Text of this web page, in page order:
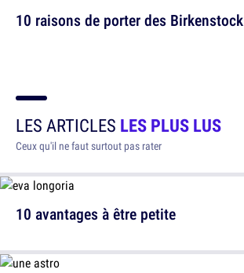
10 raisons de porter des Birkenstock
LES ARTICLES LES PLUS LUS
Ceux qu'il ne faut surtout pas rater
10 avantages à être petite